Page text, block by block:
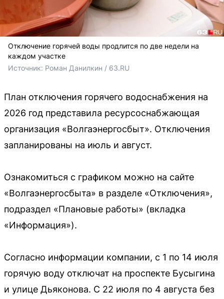
Отключение горячей воды продлится по две недели на
каждом участке
Источник: Роман Данилкин / 63.RU
План отключения горячего водоснабжения на
2026 год представила ресурсоснабжающая
организация «Волгаэнергосбыт». Отключения
запланированы на июль и август.
Ознакомиться с графиком можно на сайте
«Волгаэнергосбыта» в разделе «Отключения»,
подраздел «Плановые работы» (вкладка
«Информация»).
Согласно информации компании, с 1 по 14 июля
горячую воду отключат на проспекте Бусыгина
и улице Дьяконова. С 22 июля по 4 августа без